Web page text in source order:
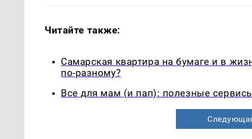
Читайте также:
Самарская квартира на бумаге и в
по-разному?
Все для мам (и пап): полезные